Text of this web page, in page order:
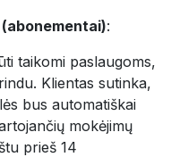
:
taikomi paslaugoms,
Klientas sutinka,
bus automatiškai
mokėjimų
prieš 14